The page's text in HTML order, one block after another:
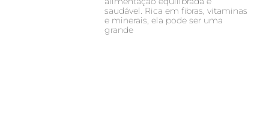
saudável. Rica em fibras, vitaminas
e minerais, ela pode ser uma
grande